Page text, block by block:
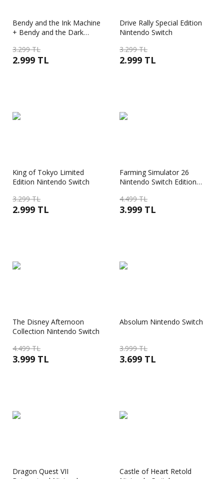
Bendy and the Ink Machine
+ Bendy and the Dark
3.299 TL
2.999 TL
Drive Rally Special Edition
Nintendo Switch
3.299 TL
2.999 TL
King of Tokyo Limited
Edition Nintendo Switch
3.299 TL
2.999 TL
Farming Simulator 26
Nintendo Switch Edition
4.499 TL
3.999 TL
The Disney Afternoon
Collection Nintendo Switch
4.499 TL
3.999 TL
Absolum Nintendo Switch
3.999 TL
3.699 TL
Dragon Quest VII
Castle of Heart Retold